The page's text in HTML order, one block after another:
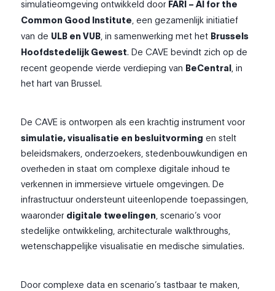
simulatieomgeving ontwikkeld door FARI – AI for the
Common Good Institute , een gezamenlijk initiatief
van de ULB en VUB , in samenwerking met het Brussels
Hoofdstedelijk Gewest. De CAVE bevindt zich op de
recent geopende vierde verdieping van BeCentral , in
het hart van Brussel.
De CAVE is ontworpen als een krachtig instrument voor
simulatie, visualisatie en besluitvorming en stelt
beleidsmakers, onderzoekers, stedenbouwkundigen en
overheden in staat om complexe digitale inhoud te
verkennen in immersieve virtuele omgevingen. De
infrastructuur ondersteunt uiteenlopende toepassingen,
waaronder digitale tweelingen , scenario’s voor
stedelijke ontwikkeling, architecturale walkthroughs,
wetenschappelijke visualisatie en medische simulaties.
Door complexe data en scenario’s tastbaar te maken,